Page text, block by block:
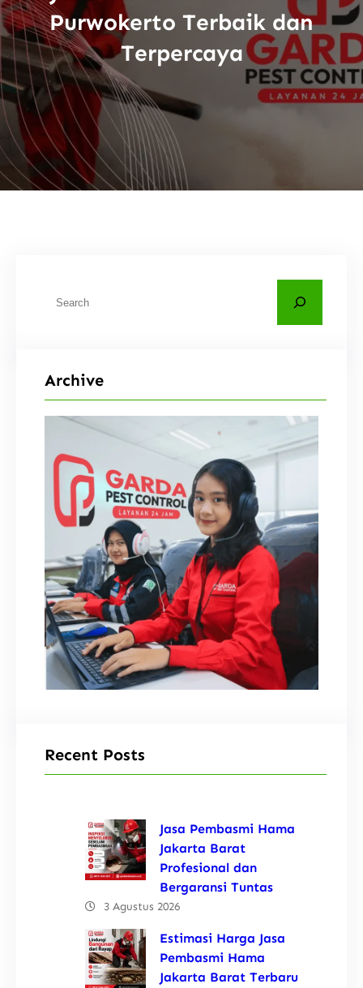
Purwokerto Terbaik dan
Terpercaya
Archive
Recent Posts
Jasa Pembasmi Hama
Jakarta Barat
Profesional dan
Bergaransi Tuntas
3 Agustus 2026
Estimasi Harga Jasa
Pembasmi Hama
Jakarta Barat Terbaru